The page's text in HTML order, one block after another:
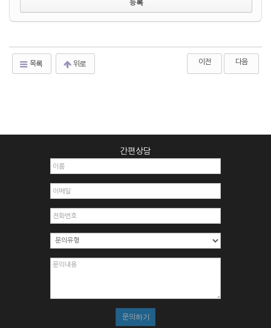
목록 위로 이전 다음
간편상담